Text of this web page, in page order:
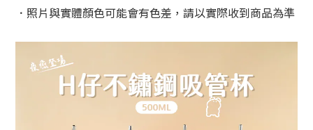
． 照片與實體顏色可能會有色差，請以實際收到商品為準